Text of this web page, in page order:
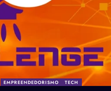
EMPREENDEDORISMO TECH